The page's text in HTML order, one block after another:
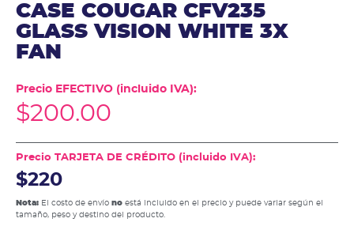
CASE COUGAR CFV235
GLASS VISION WHITE 3X
FAN
Precio EFECTIVO (incluido IVA):
$200.00
Precio TARJETA DE CRÉDITO (incluido IVA):
$220
Nota: El costo de envío no está incluido en el precio y puede variar según el
tamaño, peso y destino del producto.